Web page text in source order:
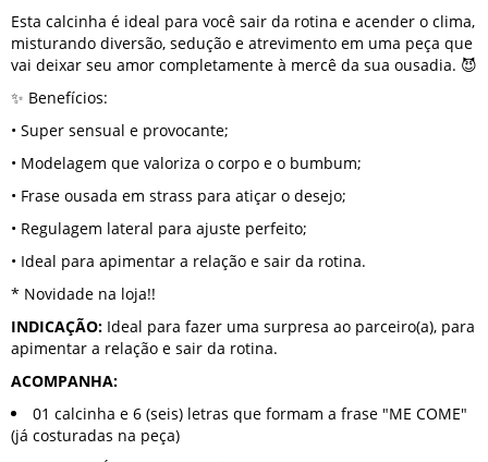
Esta calcinha é ideal para você sair da rotina e acender o clima,
misturando diversão, sedução e atrevimento em uma peça que
vai deixar seu amor completamente à mercê da sua ousadia. 😈
✨ Benefícios:
• Super sensual e provocante;
• Modelagem que valoriza o corpo e o bumbum;
• Frase ousada em strass para atiçar o desejo;
• Regulagem lateral para ajuste perfeito;
• Ideal para apimentar a relação e sair da rotina.
* Novidade na loja!!
INDICAÇÃO: Ideal para fazer uma surpresa ao parceiro(a), para
apimentar a relação e sair da rotina.
ACOMPANHA:
01 calcinha e 6 (seis) letras que formam a frase "ME COME"
(já costuradas na peça)